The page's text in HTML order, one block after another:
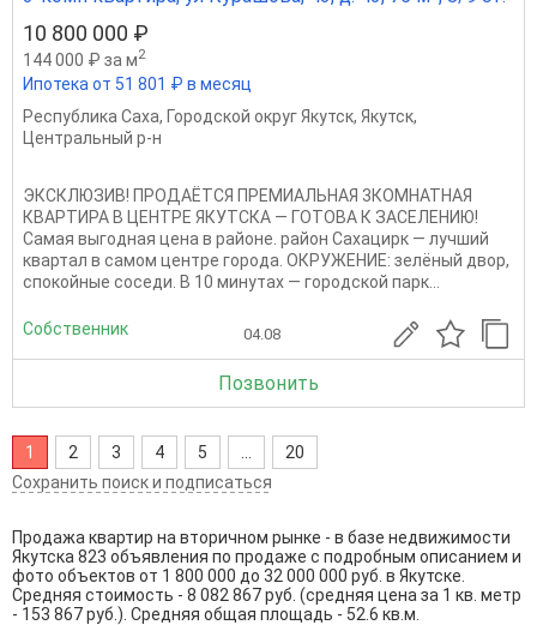
10 800 000 ₽
144 000 ₽ за м2
Ипотека от 51 801 ₽ в месяц
Республика Саха, Городской округ Якутск, Якутск,
Центральный р-н
ЭКСКЛЮЗИВ! ПРОДАЁТСЯ ПРЕМИАЛЬНАЯ 3КОМНАТНАЯ
КВАРТИРА В ЦЕНТРЕ ЯКУТСКА — ГОТОВА К ЗАСЕЛЕНИЮ!
Самая выгодная цена в районе. район Сахацирк — лучший
квартал в самом центре города. ОКРУЖЕНИЕ: зелёный двор,
спокойные соседи. В 10 минутах — городской парк...
Собственник 04.08
Позвонить
1 2 3 4 5
20
Сохранить поиск и подписаться
Продажа квартир на вторичном рынке - в базе недвижимости
Якутска 823 объявления по продаже с подробным описанием и
фото объектов от 1 800 000 до 32 000 000 руб. в Якутске.
Средняя стоимость - 8 082 867 руб. (средняя цена за 1 кв. метр
- 153 867 руб.). Средняя общая площадь - 52.6 кв.м.